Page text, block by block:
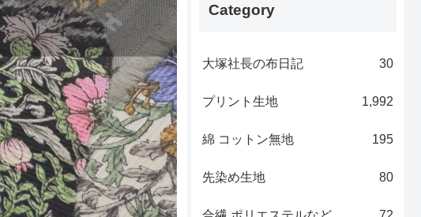
Category
大塚社長の布日記 30
プリント生地 1,992
綿 コットン無地 195
先染め生地 80